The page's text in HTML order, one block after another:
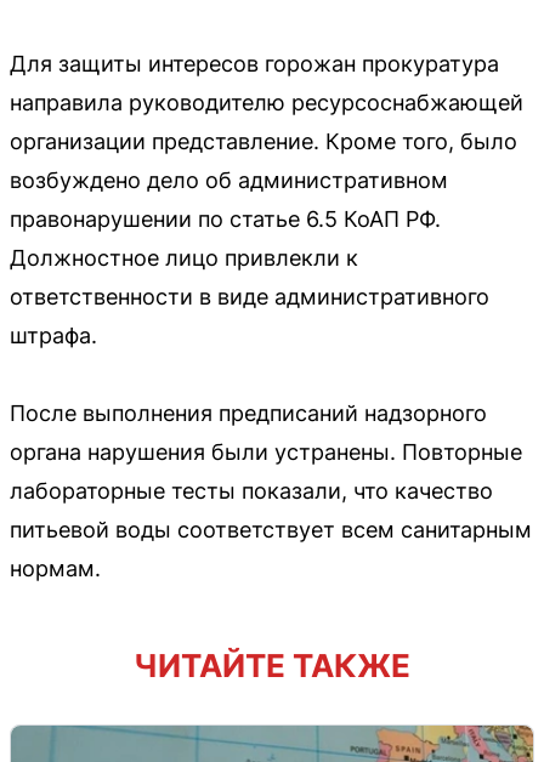
Для защиты интересов горожан прокуратура
направила руководителю ресурсоснабжающей
организации представление. Кроме того, было
возбуждено дело об административном
правонарушении по статье 6.5 КоАП РФ.
Должностное лицо привлекли к
ответственности в виде административного
штрафа.
После выполнения предписаний надзорного
органа нарушения были устранены. Повторные
лабораторные тесты показали, что качество
питьевой воды соответствует всем санитарным
нормам.
ЧИТАЙТЕ ТАКЖЕ